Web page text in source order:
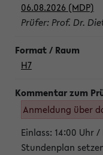
06.08.2026 (MDP)
Prüfer: Prof. Dr.
H7
Anmeldung über
Einlass: 14:00 Uhr
Stundenplan